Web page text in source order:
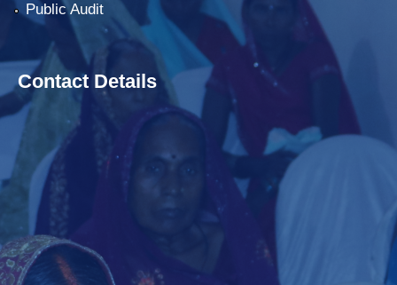
Public Audit
Contact Details